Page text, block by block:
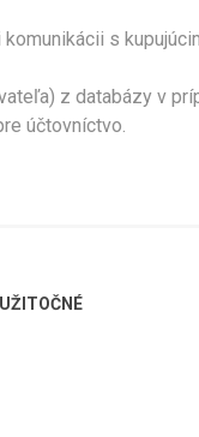
s
z databázy v
účtovníctvo.
UŽITOČNÉ